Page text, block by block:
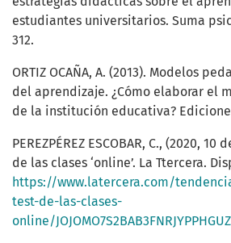
estudiantes universitarios. Suma
312.
ORTIZ OCAÑA, A. (2013). Modelos
del aprendizaje. ¿Cómo elaborar el
de la institución educativa?
PEREZPÉREZ ESCOBAR, C., (2020,
de las clases ‘online’. La Ttercera.
https://www.latercera.com/
test-de-las-clases-
online/